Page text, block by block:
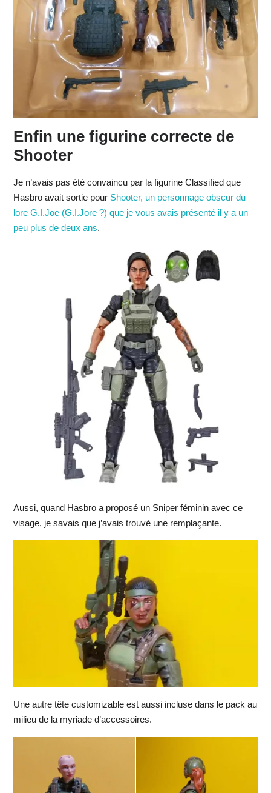
Enfin une figurine correcte de
Shooter
Je n’avais pas été convaincu par la figurine Classified que
Hasbro avait sortie pour Shooter, un personnage obscur du
lore G.I.Joe (G.I.Jore ?) que je vous avais présenté il y a un
peu plus de deux ans.
Aussi, quand Hasbro a proposé un Sniper féminin avec ce
visage, je savais que j’avais trouvé une remplaçante.
Une autre tête customizable est aussi incluse dans le pack au
milieu de la myriade d’accessoires.